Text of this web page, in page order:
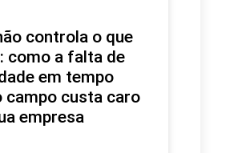
controla o que
como a falta de
em tempo
campo custa caro
empresa